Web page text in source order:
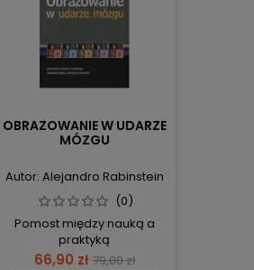
OBRAZOWANIE W UDARZE
MÓZGU
Autor: Alejandro Rabinstein
(0)
Pomost między nauką a
praktyką
Cena
66,90 zł Cena
79,00 zł